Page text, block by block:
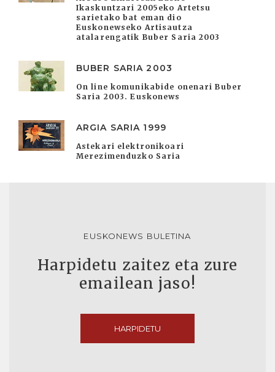
Ikaskuntzari 2005eko Artetsu
sarietako bat eman dio
Euskonewseko Artisautza
atalarengatik Buber Saria 2003
BUBER SARIA 2003
On line komunikabide onenari Buber
Saria 2003. Euskonews
ARGIA SARIA 1999
Astekari elektronikoari
Merezimenduzko Saria
EUSKONEWS BULETINA
Harpidetu zaitez eta zure
emailean jaso!
HARPIDETU